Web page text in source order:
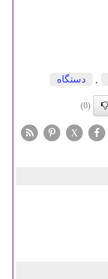
دستگاه
(0)
X